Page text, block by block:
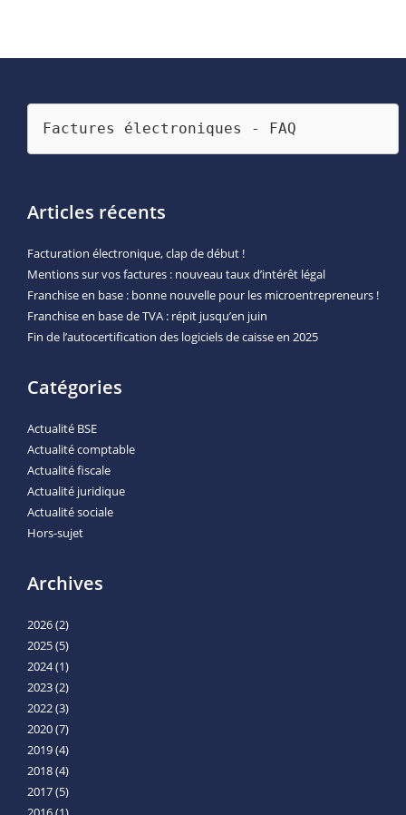
Factures électroniques - FAQ
Articles récents
Facturation électronique, clap de début !
Mentions sur vos factures : nouveau taux d’intérêt légal
Franchise en base : bonne nouvelle pour les microentrepreneurs !
Franchise en base de TVA : répit jusqu’en juin
Fin de l’autocertification des logiciels de caisse en 2025
Catégories
Actualité BSE
Actualité comptable
Actualité fiscale
Actualité juridique
Actualité sociale
Hors-sujet
Archives
2026(2)
2025(5)
2024(1)
2023(2)
2022(3)
2020(7)
2019(4)
2018(4)
2017(5)